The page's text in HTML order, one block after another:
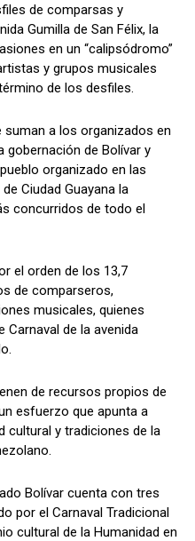
de comparsas y
Gumilla de San Félix, la
en un “calipsódromo”
y grupos musicales
de los desfiles.
a los organizados en
gobernación de Bolívar y
organizado en las
Ciudad Guayana la
concurridos de todo el
el orden de los 13,7
de comparseros,
musicales, quienes
de la avenida
de recursos propios de
esfuerzo que apunta a
cultural y tradiciones de la
Bolívar cuenta con tres
por el Carnaval Tradicional
cultural de la Humanidad en